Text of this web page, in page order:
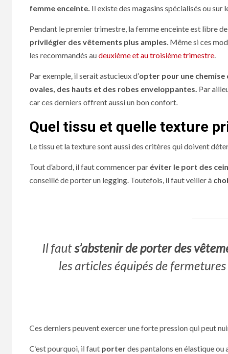
femme enceinte. Il existe des magasins spécialisés ou sur
Pendant le premier trimestre, la femme enceinte est libre
privilégier des vêtements plus amples . Même si ces
les recommandés audeuxième et au troisième trimestre
Par exemple, il serait astucieux d’opter pour une chemise
ovales, des hauts et des robes enveloppantes. Par
car ces derniers offrent aussi un bon confort.
Quel tissu et quelle texture
Le tissu et la texture sont aussi des critères qui doivent
Tout d’abord, il faut commencer par éviter le port des
conseillé de porter un legging. Toutefois, il faut veiller à
Il fauts’abstenir de porter des
les articles équipés de
Ces derniers peuvent exercer une forte pression qui peut
C’est pourquoi, il faut porterdes pantalons en élastique ou